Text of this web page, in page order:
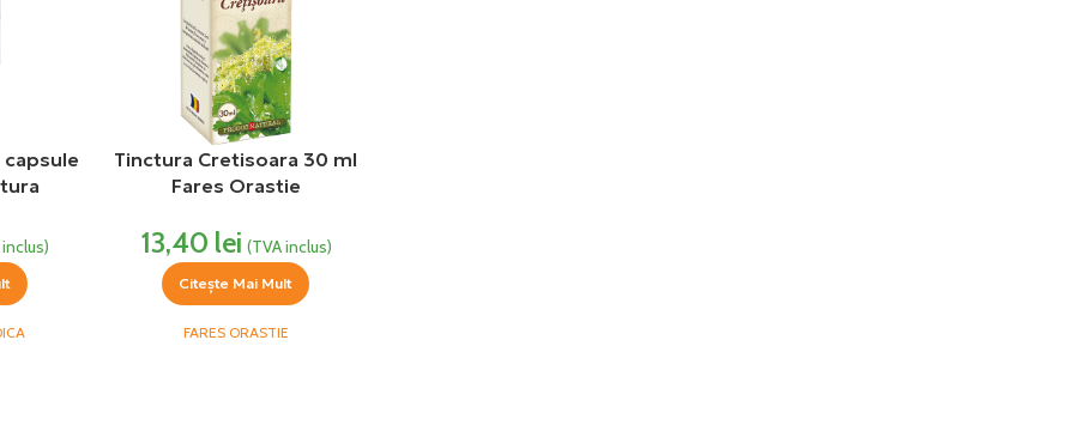
Tinctura Cretisoara 30 ml
Fares Orastie
13,40 lei (TVA inclus)
Citește Mai Mult
FARES ORASTIE